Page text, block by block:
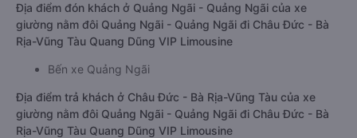
Địa điểm đón khách ở Quảng Ngãi - Quảng Ngãi của xe
giường nằm đôi Quảng Ngãi - Quảng Ngãi đi Châu Đức - Bà
Rịa-Vũng Tàu Quang Dũng VIP Limousine
Bến xe Quảng Ngãi
Địa điểm trả khách ở Châu Đức - Bà Rịa-Vũng Tàu của xe
giường nằm đôi Quảng Ngãi - Quảng Ngãi đi Châu Đức - Bà
Rịa-Vũng Tàu Quang Dũng VIP Limousine